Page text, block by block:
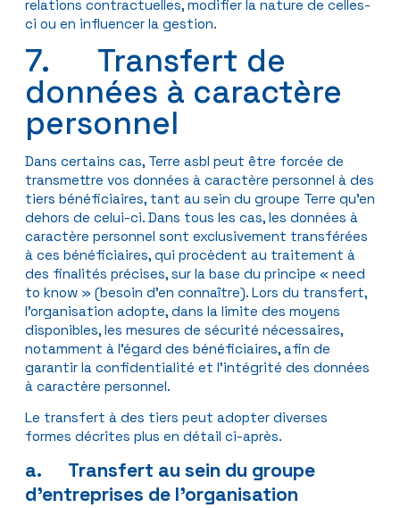
relations contractuelles, modifier la nature de celles-
ci ou en influencer la gestion.
7. Transfert de
données à caractère
personnel
Dans certains cas, Terre asbl peut être forcée de
transmettre vos données à caractère personnel à des
tiers bénéficiaires, tant au sein du groupe Terre qu’en
dehors de celui-ci. Dans tous les cas, les données à
caractère personnel sont exclusivement transférées
à ces bénéficiaires, qui procèdent au traitement à
des finalités précises, sur la base du principe « need
to know » (besoin d’en connaître). Lors du transfert,
l’organisation adopte, dans la limite des moyens
disponibles, les mesures de sécurité nécessaires,
notamment à l’égard des bénéficiaires, afin de
garantir la confidentialité et l’intégrité des données
à caractère personnel.
Le transfert à des tiers peut adopter diverses
formes décrites plus en détail ci-après.
a. Transfert au sein du groupe
d’entreprises de l’organisation